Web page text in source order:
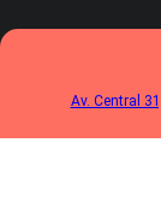
al
Av. Central